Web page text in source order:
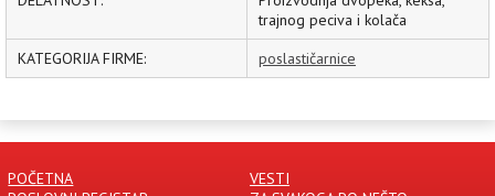
trajnog peciva i kolača
KATEGORIJA FIRME:
poslastičarnice
POČETNA
VESTI